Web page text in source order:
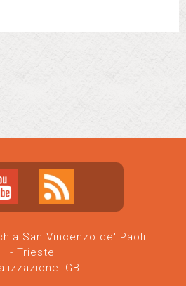
San Vincenzo de' Paoli
- Trieste
GB